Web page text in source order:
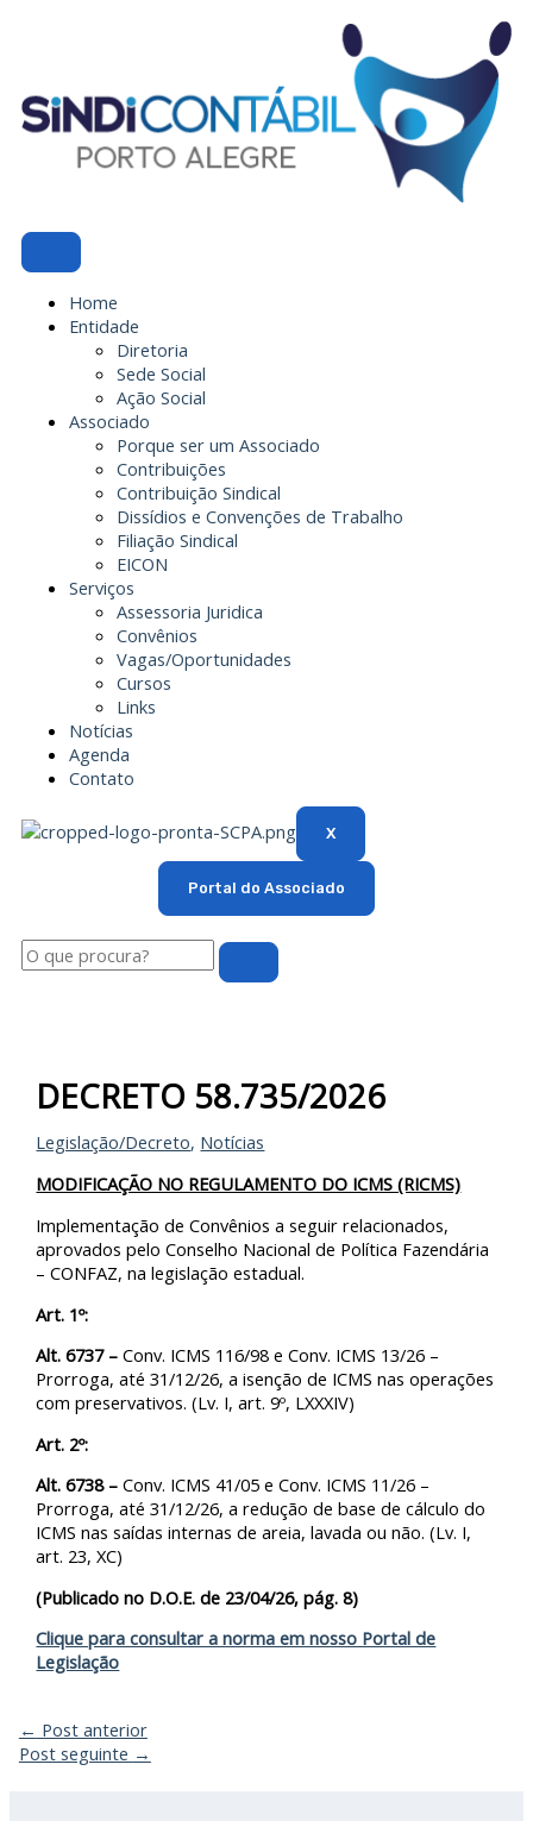
Home
Entidade
Diretoria
Sede Social
Ação Social
Associado
Porque ser um Associado
Contribuições
Contribuição Sindical
Dissídios e Convenções de Trabalho
Filiação Sindical
EICON
Serviços
Assessoria Juridica
Convênios
Vagas/Oportunidades
Cursos
Links
Notícias
Agenda
Contato
X
Portal do Associado
Pesquisar
DECRETO 58.735/2026
Legislação/Decreto, Notícias
MODIFICAÇÃO NO REGULAMENTO DO ICMS (RICMS)
Implementação de Convênios a seguir relacionados,
aprovados pelo Conselho Nacional de Política Fazendária
– CONFAZ, na legislação estadual.
Art. 1º:
Alt. 6737 – Conv. ICMS 116/98 e Conv. ICMS 13/26 –
Prorroga, até 31/12/26, a isenção de ICMS nas operações
com preservativos. (Lv. I, art. 9º, LXXXIV)
Art. 2º:
Alt. 6738 – Conv. ICMS 41/05 e Conv. ICMS 11/26 –
Prorroga, até 31/12/26, a redução de base de cálculo do
ICMS nas saídas internas de areia, lavada ou não. (Lv. I,
art. 23, XC)
(Publicado no D.O.E. de 23/04/26, pág. 8)
Clique para consultar a norma em nosso Portal de
Legislação
← Post anterior
Post seguinte →